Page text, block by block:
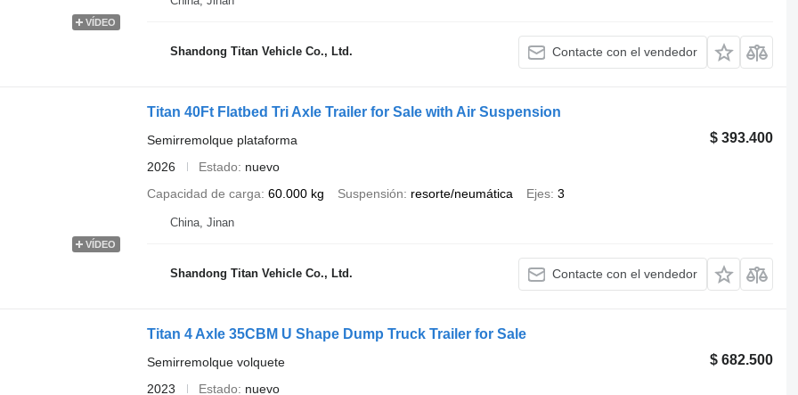
VÍDEO
Shandong Titan Vehicle Co., Ltd. Contacte con el vendedor
VÍDEO
Titan 40Ft Flatbed Tri Axle Trailer for Sale with Air Suspension
$ 393.400
Semirremolque plataforma
2026
Estado
nuevo
Capacidad de carga 60.000 kg Suspensión resorte/neumática Ejes 3
China, Jinan
Shandong Titan Vehicle Co., Ltd. Contacte con el vendedor
Titan 4 Axle 35CBM U Shape Dump Truck Trailer for Sale
$ 682.500
Semirremolque volquete
2023
Estado nuevo